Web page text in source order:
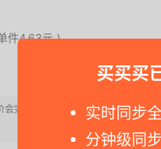
买买买
实时同步
分钟级同
件4.63元 )
完结, 请快快动手。假如您点到天猫